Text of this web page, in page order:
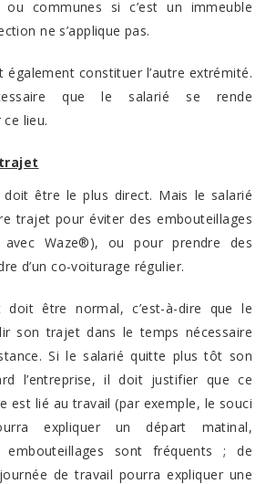
communes si c’est un immeuble
ne s’applique pas.
également constituer l’autre extrémité.
que le salarié se rende
lieu.
être le plus direct. Mais le salarié
trajet pour éviter des embouteillages
avec Waze®), ou pour prendre des
d’un co-voiturage régulier.
être normal, c’est-à-dire que le
son trajet dans le temps nécessaire
Si le salarié quitte plus tôt son
l’entreprise, il doit justifier que ce
est lié au travail (par exemple, le souci
expliquer un départ matinal,
sont fréquents ; de
de travail pourra expliquer une